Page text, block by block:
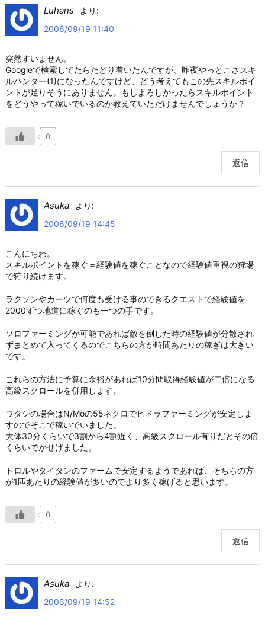
Luhans
より:
2006/09/19 11:40
突然すいません。
Googleで検索してたらたどり着いたんですが、昨夜やっとこさスキ
ルハンター(1)になったんですけど、どう考えてもこの先スキルポイ
ントが足りそうにありません。もしよろしかったらスキルポイント
をどうやって稼いでいるのか教えていただけませんでしょうか？
0
返信
Asuka
より:
2006/09/19 14:45
こんにちわ。
スキルポイントを稼ぐ＝経験値を稼ぐことなので経験値重視の狩場
で狩り続けます。
ラクソンやカーツで何度も受ける事のできるクエストで経験値を
2000ずつ地道に稼ぐのも一つの手です。
ソロファーミングが可能であれば敵を倒した時の経験値が分散され
ずまとめて入ってくるのでこちらの方が時間あたりの稼ぎは大きい
です。
これらの方法に予算に余裕があれば10分間取得経験値が二倍になる
高級スクロールを併用します。
ワタシの場合はN/Moの55ネクロでヒドラファーミングが安定しま
すのでそこで稼いでいました。
大体30分くらいで3割から4割近く、高級スクロール有りだとその倍
くらいでかせげました。
トロルやタイタンのファームで安定するようであれば、そちらの方
が1匹あたりの経験値が多いのでより多く稼げると思います。
0
返信
Asuka
より:
2006/09/19 14:52